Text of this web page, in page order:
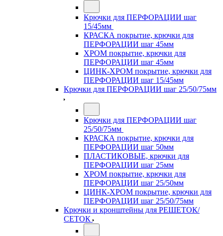
Крючки для ПЕРФОРАЦИИ шаг
15/45мм
КРАСКА покрытие, крючки для
ПЕРФОРАЦИИ шаг 45мм
ХРОМ покрытие, крючки для
ПЕРФОРАЦИИ шаг 45мм
ЦИНК-ХРОМ покрытие, крючки для
ПЕРФОРАЦИИ шаг 15/45мм
Крючки для ПЕРФОРАЦИИ шаг 25/50/75мм
Крючки для ПЕРФОРАЦИИ шаг
25/50/75мм
КРАСКА покрытие, крючки для
ПЕРФОРАЦИИ шаг 50мм
ПЛАСТИКОВЫЕ, крючки для
ПЕРФОРАЦИИ шаг 25мм
ХРОМ покрытие, крючки для
ПЕРФОРАЦИИ шаг 25/50мм
ЦИНК-ХРОМ покрытие, крючки для
ПЕРФОРАЦИИ шаг 25/50/75мм
Крючки и кронштейны для РЕШЕТОК/
СЕТОК